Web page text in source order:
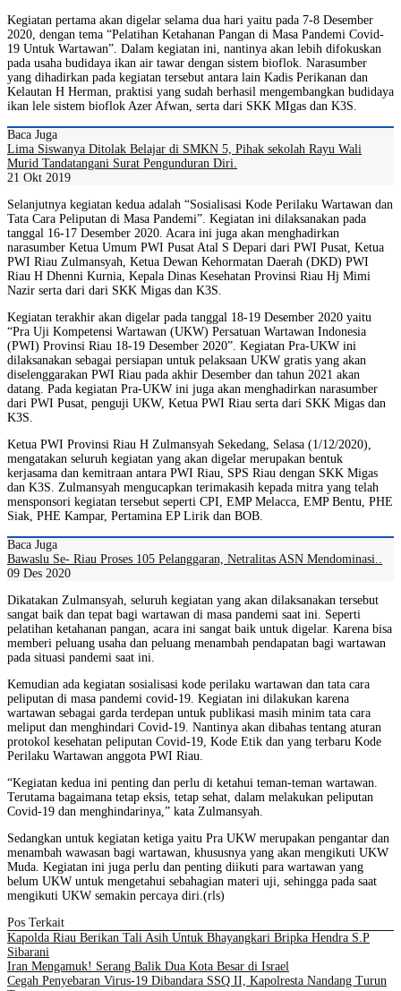
Kegiatan pertama akan digelar selama dua hari yaitu pada 7-8 Desember
2020, dengan tema “Pelatihan Ketahanan Pangan di Masa Pandemi Covid-
19 Untuk Wartawan”. Dalam kegiatan ini, nantinya akan lebih difokuskan
pada usaha budidaya ikan air tawar dengan sistem bioflok. Narasumber
yang dihadirkan pada kegiatan tersebut antara lain Kadis Perikanan dan
Kelautan H Herman, praktisi yang sudah berhasil mengembangkan budidaya
ikan lele sistem bioflok Azer Afwan, serta dari SKK MIgas dan K3S.
Baca Juga
Lima Siswanya Ditolak Belajar di SMKN 5, Pihak sekolah Rayu Wali
Murid Tandatangani Surat Pengunduran Diri.
21 Okt 2019
Selanjutnya kegiatan kedua adalah “Sosialisasi Kode Perilaku Wartawan dan
Tata Cara Peliputan di Masa Pandemi”. Kegiatan ini dilaksanakan pada
tanggal 16-17 Desember 2020. Acara ini juga akan menghadirkan
narasumber Ketua Umum PWI Pusat Atal S Depari dari PWI Pusat, Ketua
PWI Riau Zulmansyah, Ketua Dewan Kehormatan Daerah (DKD) PWI
Riau H Dhenni Kurnia, Kepala Dinas Kesehatan Provinsi Riau Hj Mimi
Nazir serta dari dari SKK Migas dan K3S.
Kegiatan terakhir akan digelar pada tanggal 18-19 Desember 2020 yaitu
“Pra Uji Kompetensi Wartawan (UKW) Persatuan Wartawan Indonesia
(PWI) Provinsi Riau 18-19 Desember 2020”. Kegiatan Pra-UKW ini
dilaksanakan sebagai persiapan untuk pelaksaan UKW gratis yang akan
diselenggarakan PWI Riau pada akhir Desember dan tahun 2021 akan
datang. Pada kegiatan Pra-UKW ini juga akan menghadirkan narasumber
dari PWI Pusat, penguji UKW, Ketua PWI Riau serta dari SKK Migas dan
K3S.
Ketua PWI Provinsi Riau H Zulmansyah Sekedang, Selasa (1/12/2020),
mengatakan seluruh kegiatan yang akan digelar merupakan bentuk
kerjasama dan kemitraan antara PWI Riau, SPS Riau dengan SKK Migas
dan K3S. Zulmansyah mengucapkan terimakasih kepada mitra yang telah
mensponsori kegiatan tersebut seperti CPI, EMP Melacca, EMP Bentu, PHE
Siak, PHE Kampar, Pertamina EP Lirik dan BOB.
Baca Juga
Bawaslu Se- Riau Proses 105 Pelanggaran, Netralitas ASN Mendominasi..
09 Des 2020
Dikatakan Zulmansyah, seluruh kegiatan yang akan dilaksanakan tersebut
sangat baik dan tepat bagi wartawan di masa pandemi saat ini. Seperti
pelatihan ketahanan pangan, acara ini sangat baik untuk digelar. Karena bisa
memberi peluang usaha dan peluang menambah pendapatan bagi wartawan
pada situasi pandemi saat ini.
Kemudian ada kegiatan sosialisasi kode perilaku wartawan dan tata cara
peliputan di masa pandemi covid-19. Kegiatan ini dilakukan karena
wartawan sebagai garda terdepan untuk publikasi masih minim tata cara
meliput dan menghindari Covid-19. Nantinya akan dibahas tentang aturan
protokol kesehatan peliputan Covid-19, Kode Etik dan yang terbaru Kode
Perilaku Wartawan anggota PWI Riau.
“Kegiatan kedua ini penting dan perlu di ketahui teman-teman wartawan.
Terutama bagaimana tetap eksis, tetap sehat, dalam melakukan peliputan
Covid-19 dan menghindarinya,” kata Zulmansyah.
Sedangkan untuk kegiatan ketiga yaitu Pra UKW merupakan pengantar dan
menambah wawasan bagi wartawan, khususnya yang akan mengikuti UKW
Muda. Kegiatan ini juga perlu dan penting diikuti para wartawan yang
belum UKW untuk mengetahui sebahagian materi uji, sehingga pada saat
mengikuti UKW semakin percaya diri.(rls)
Pos Terkait
Kapolda Riau Berikan Tali Asih Untuk Bhayangkari Bripka Hendra S.P
Sibarani
Iran Mengamuk! Serang Balik Dua Kota Besar di Israel
Cegah Penyebaran Virus-19 Dibandara SSQ II, Kapolresta Nandang Turun